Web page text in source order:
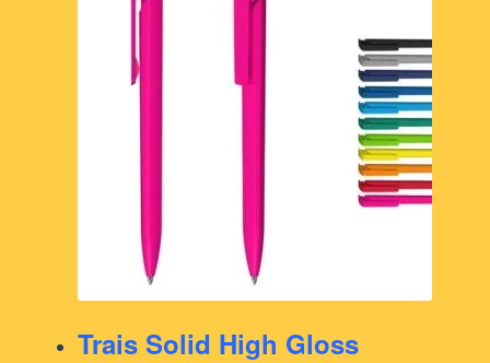
Trais Solid High Gloss